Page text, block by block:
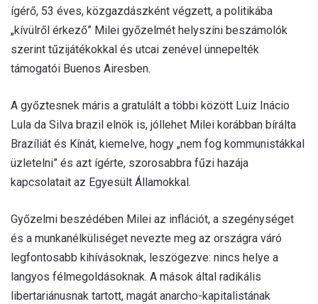
ígérő, 53 éves, közgazdászként végzett, a politikába
„kívülről érkező” Milei győzelmét helyszíni beszámolók
szerint tűzijátékokkal és utcai zenével ünnepelték
támogatói Buenos Airesben.
A győztesnek máris a gratulált a többi között Luiz Inácio
Lula da Silva brazil elnök is, jóllehet Milei korábban bírálta
Brazíliát és Kínát, kiemelve, hogy „nem fog kommunistákkal
üzletelni” és azt ígérte, szorosabbra fűzi hazája
kapcsolatait az Egyesült Államokkal.
Győzelmi beszédében Milei az inflációt, a szegénységet
és a munkanélküliséget nevezte meg az országra váró
legfontosabb kihívásoknak, leszögezve: nincs helye a
langyos félmegoldásoknak. A mások által radikális
libertariánusnak tartott, magát anarcho-kapitalistának